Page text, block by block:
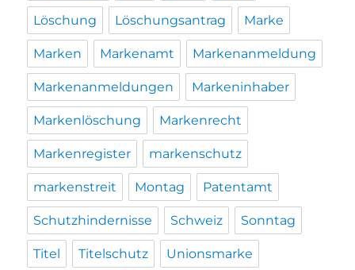
Löschung Löschungsantrag Marke
Marken Markenamt Markenanmeldung
Markenanmeldungen Markeninhaber
Markenlöschung Markenrecht
Markenregister markenschutz
markenstreit Montag Patentamt
Schutzhindernisse Schweiz Sonntag
Titel Titelschutz Unionsmarke